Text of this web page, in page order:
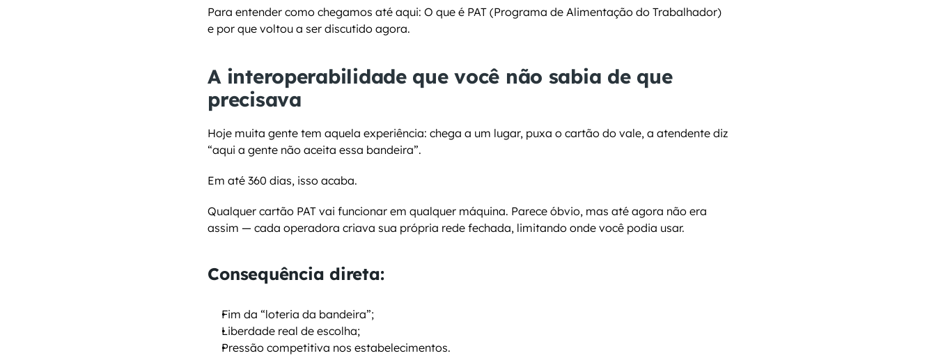
Para entender como chegamos até aqui: O que é PAT (Programa de Alimentação do Trabalhador)
e por que voltou a ser discutido agora.
A interoperabilidade que você não sabia de que
precisava
Hoje muita gente tem aquela experiência: chega a um lugar, puxa o cartão do vale, a atendente diz
“aqui a gente não aceita essa bandeira”.
Em até 360 dias, isso acaba.
Qualquer cartão PAT vai funcionar em qualquer máquina. Parece óbvio, mas até agora não era
assim — cada operadora criava sua própria rede fechada, limitando onde você podia usar.
Consequência direta:
Fim da “loteria da bandeira”;
Liberdade real de escolha;
Pressão competitiva nos estabelecimentos.